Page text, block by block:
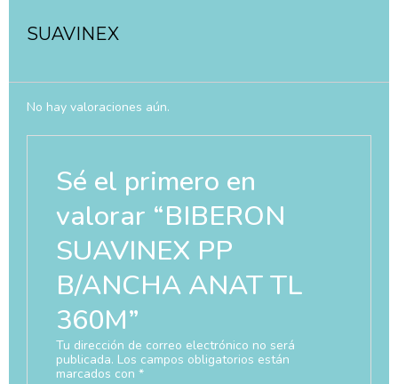
SUAVINEX
No hay valoraciones aún.
Sé el primero en
valorar “BIBERON
SUAVINEX PP
B/ANCHA ANAT TL
360M”
Tu dirección de correo electrónico no será
publicada. Los campos obligatorios están
marcados con *